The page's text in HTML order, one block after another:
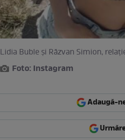
Lidia Buble şi Răzvan Simion,
Foto: Instagram
Adaugă-